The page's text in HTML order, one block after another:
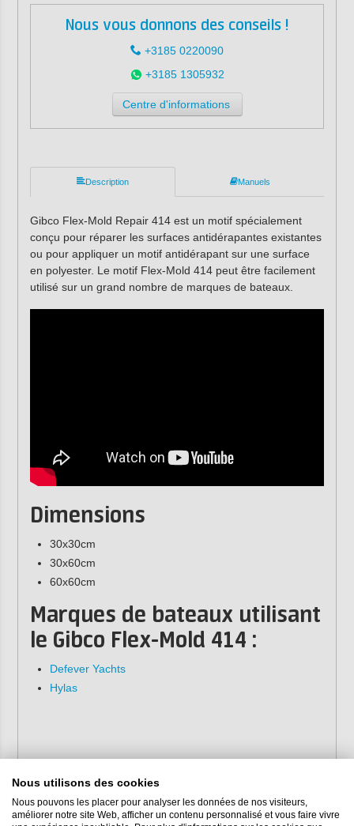
Nous vous donnons des conseils !
+3185 0220090
+3185 1305932
Centre d'informations
Description Manuels
Gibco Flex-Mold Repair 414 est un motif spécialement
conçu pour réparer les surfaces antidérapantes existantes
ou pour appliquer un motif antidérapant sur une surface
en polyester. Le motif Flex-Mold 414 peut être facilement
utilisé sur un grand nombre de marques de bateaux.
Dimensions
30x30cm
30x60cm
60x60cm
Marques de bateaux utilisant
le Gibco Flex-Mold 414 :
Defever Yachts
Hylas
Nous utilisons des cookies
Nous pouvons les placer pour analyser les données de nos visiteurs,
améliorer notre site Web, afficher un contenu personnalisé et vous faire vivre